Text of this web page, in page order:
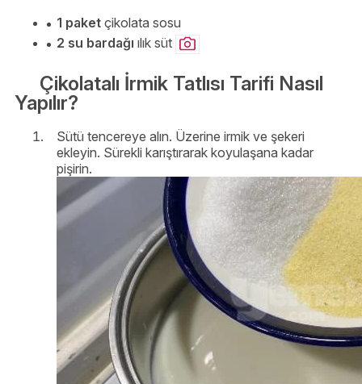
1 paket çikolata sosu
2 su bardağı ılık süt
Çikolatalı İrmik Tatlısı Tarifi Nasıl
Yapılır?
Sütü tencereye alın. Üzerine irmik ve şekeri
ekleyin. Sürekli karıştırarak koyulaşana kadar
pişirin.